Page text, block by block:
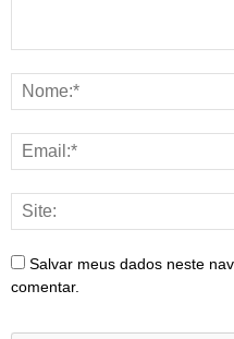
Salvar meus dados neste
comentar.